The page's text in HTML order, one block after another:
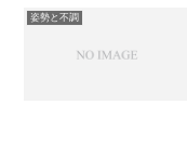
姿勢と不調